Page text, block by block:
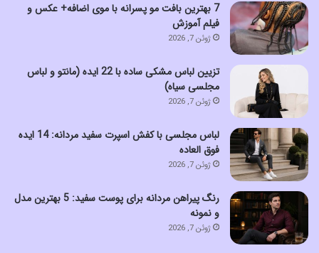
7 بهترین بافت مو پسرانه با موی اضافه+ عکس و
فیلم آموزش
ژوئن 7, 2026
تزیین لباس مشکی ساده با 22 ایده (مانتو و لباس
مجلسی سیاه)
ژوئن 7, 2026
لباس مجلسی با کفش اسپرت سفید مردانه: 14 ایده
فوق العاده
ژوئن 7, 2026
رنگ پیراهن مردانه برای پوست سفید: 5 بهترین مدل
و نمونه
ژوئن 7, 2026